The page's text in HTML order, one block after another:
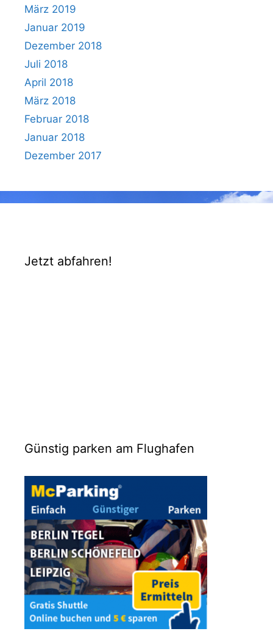
März 2019
Januar 2019
Dezember 2018
Juli 2018
April 2018
März 2018
Februar 2018
Januar 2018
Dezember 2017
Jetzt abfahren!
Günstig parken am Flughafen